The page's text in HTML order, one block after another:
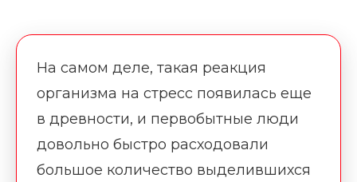
На самом деле, такая реакция
организма на стресс появилась еще
в древности, и первобытные люди
довольно быстро расходовали
большое количество выделившихся